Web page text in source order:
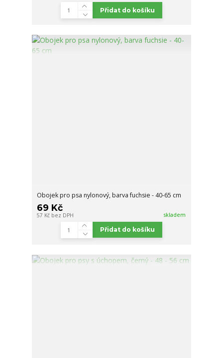
Přidat do košíku
Obojek pro psa nylonový, barva fuchsie - 40-65 cm
69 Kč
57 Kč bez DPH skladem
Přidat do košíku